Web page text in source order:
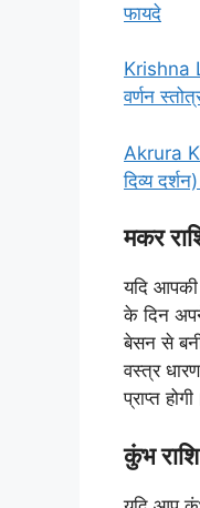
फायदे
Krishna
वर्णन
Akrura
दिव्य
मकर
यदि
के दिन
बेसन से
वस्त्र
प्राप्त
कुंभ